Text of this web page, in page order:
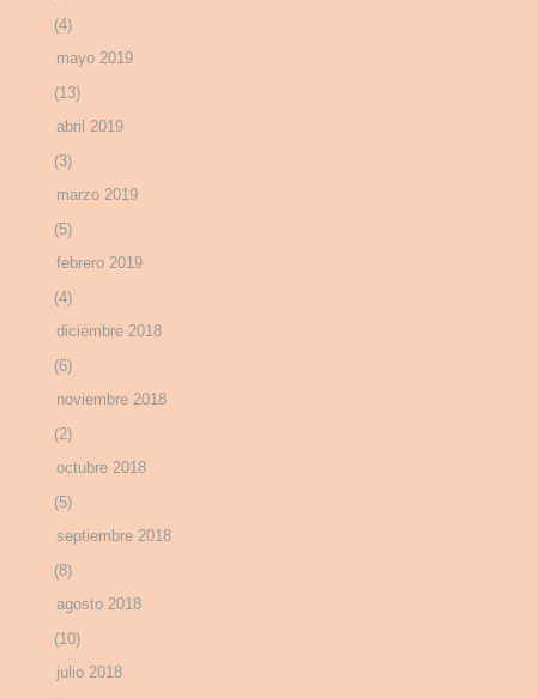
(4)
mayo 2019
(13)
abril 2019
(3)
marzo 2019
(5)
febrero 2019
(4)
diciembre 2018
(6)
noviembre 2018
(2)
octubre 2018
(5)
septiembre 2018
(8)
agosto 2018
(10)
julio 2018